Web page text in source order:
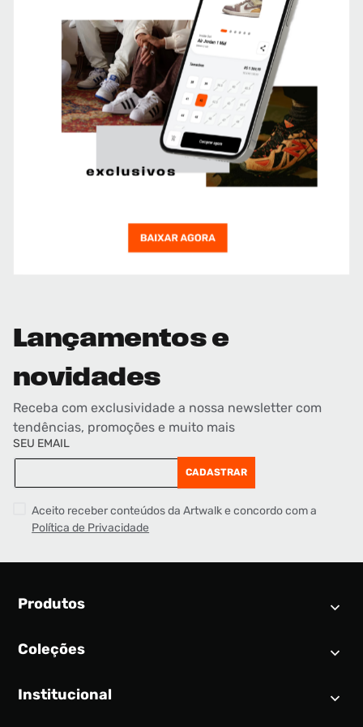
Lançamentos e
novidades
Receba com exclusividade a nossa newsletter com
tendências, promoções e muito mais
SEU EMAIL
CADASTRAR
Aceito receber conteúdos da Artwalk e concordo com a
Política de Privacidade
Produtos
Calendário SNEAKER
Tênis
Coleções
Air Jordan 1
Institucional